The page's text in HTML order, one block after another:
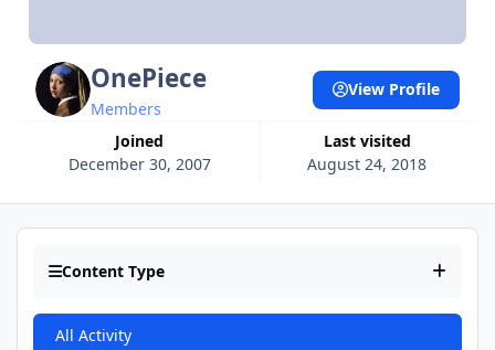
OnePiece
Members
Joined
December 30, 2007
Last visited
August 24, 2018
View Profile
Content Type
All Activity